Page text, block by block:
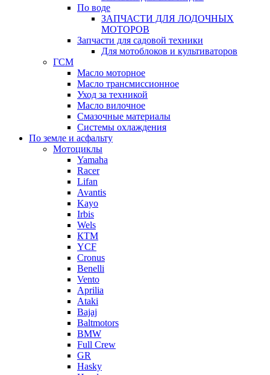
По воде
ЗАПЧАСТИ ДЛЯ ЛОДОЧНЫХ
МОТОРОВ
Запчасти для садовой техники
Для мотоблоков и культиваторов
ГСМ
Масло моторное
Масло трансмиссионное
Уход за техникой
Масло вилочное
Смазочные материалы
Системы охлаждения
По земле и асфальту
Мотоциклы
Yamaha
Racer
Lifan
Avantis
Kayo
Irbis
Wels
КТМ
YCF
Cronus
Benelli
Vento
Aprilia
Ataki
Bajaj
Baltmotors
BMW
Full Crew
GR
Hasky